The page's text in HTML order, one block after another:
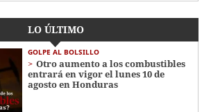
LO ÚLTIMO
GOLPE AL BOLSILLO
Otro aumento a los combustibles
entrará en vigor el lunes 10 de
agosto en Honduras